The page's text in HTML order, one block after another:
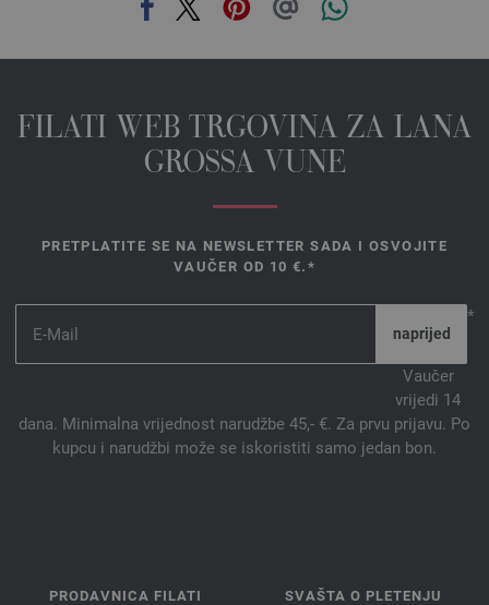
FILATI WEB TRGOVINA ZA LANA
GROSSA VUNE
PRETPLATITE SE NA NEWSLETTER SADA I OSVOJITE
VAUČER OD 10 €.*
*
Vaučer
vrijedi 14
dana. Minimalna vrijednost narudžbe 45,- €. Za prvu prijavu. Po
kupcu i narudžbi može se iskoristiti samo jedan bon.
PRODAVNICA FILATI SVAŠTA O PLETENJU